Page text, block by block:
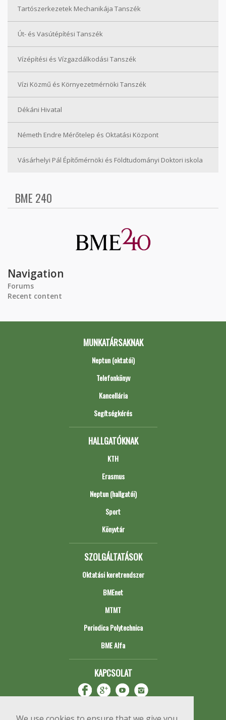
Tartószerkezetek Mechanikája Tanszék
Út- és Vasútépítési Tanszék
Vízépítési és Vízgazdálkodási Tanszék
Vízi Közmű és Környezetmérnöki Tanszék
Dékáni Hivatal
Németh Endre Mérőtelep és Oktatási Központ
Vásárhelyi Pál Építőmérnöki és Földtudományi Doktori iskola
BME 240
Navigation
Forums
Recent content
MUNKATÁRSAKNAK
Neptun (oktatói)
Telefonkönyv
Kancellária
Segítségkérés
HALLGATÓKNAK
KTH
Erasmus
Neptun (hallgatói)
Sport
Könyvtár
SZOLGÁLTATÁSOK
Oktatási keretrendszer
BMEnet
MTMT
Periodica Polytechnica
BME Alfa
KAPCSOLAT